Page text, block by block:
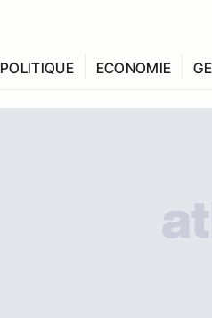
POLITIQUE ECONOMIE